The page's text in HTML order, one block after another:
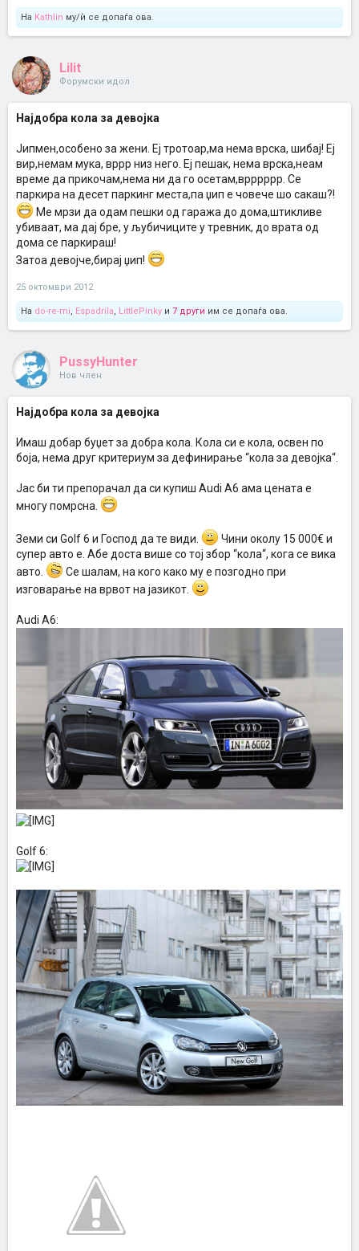
На Kathlin му/ѝ се допаѓа ова.
Lilit
Форумски идол
Најдобра кола за девојка
Јипмен,особено за жени. Еј тротоар,ма нема врска, шибај! Еј
вир,немам мука, вррр низ него. Еј пешак, нема врска,неам
време да прикочам,нема ни да го осетам,врррррр. Се
паркира на десет паркинг места,па џип е човече шо сакаш?!
Ме мрзи да одам пешки од гаража до дома,штикливе
убиваат, ма дај бре, у љубичиците у тревник, до врата од
дома се паркираш!
Затоа девојче,бирај џип!
25 октомври 2012
На do-re-mi, Espadrila, LittlePinky и 7 други им се допаѓа ова.
PussyHunter
Нов член
Најдобра кола за девојка
Имаш добар буџет за добра кола. Кола си е кола, освен по
боја, нема друг критериум за дефинирање “кола за девојка“.
Јас би ти препорачал да си купиш Audi A6 ама цената е
многу помрсна.
Земи си Golf 6 и Господ да те види.
Чини околу 15 000€ и
супер авто е. Абе доста више со тој збор “кола“, кога се вика
авто.
Се шалам, на кого како му е позгодно при
изговарање на врвот на јазикот.
Audi A6:
Golf 6: